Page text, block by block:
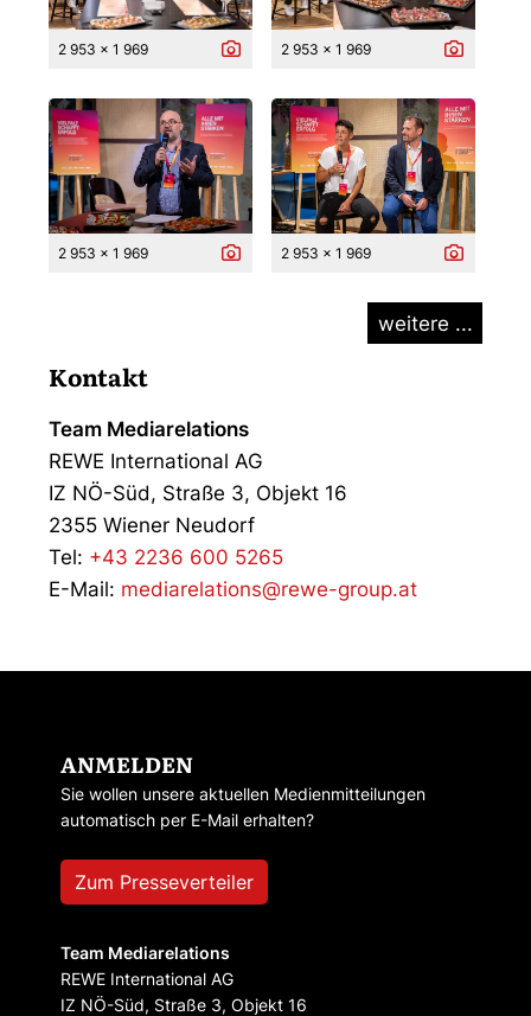
2 953 x 1 969 2 953 x 1 969
2 953 x 1 969 2 953 x 1 969
weitere ...
Kontakt
Team Mediarelations
REWE International AG
IZ NÖ-Süd, Straße 3, Objekt 16
2355 Wiener Neudorf
Tel: +43 2236 600 5265
E-Mail: mediarelations@rewe-group.at
ANMELDEN
Sie wollen unsere aktuellen Medienmitteilungen
automatisch per E-Mail erhalten?
Zum Presseverteiler
Team Mediarelations
REWE International AG
IZ NÖ-Süd, Straße 3, Objekt 16